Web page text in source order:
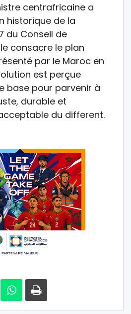
centrafricaine a
historique de la
du Conseil de
consacre le plan
par le Maroc en
est perçue
base pour parvenir à
durable et
du different.